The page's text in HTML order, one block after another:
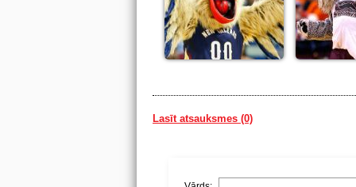
Lasīt atsauksmes (0)